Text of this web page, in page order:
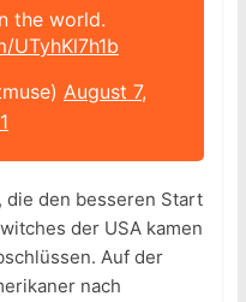
the world.
UTyhKl7h1b
August 7,
die den besseren Start
der USA kamen
Auf der
nach